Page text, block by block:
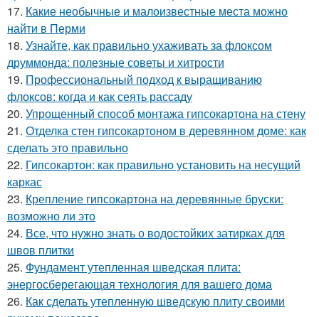
17. Какие необычные и малоизвестные места можно
найти в Перми
18. Узнайте, как правильно ухаживать за флоксом
друммонда: полезные советы и хитрости
19. Профессиональный подход к выращиванию
флоксов: когда и как сеять рассаду
20. Упрощенный способ монтажа гипсокартона на стену
21. Отделка стен гипсокартоном в деревянном доме: как
сделать это правильно
22. Гипсокартон: как правильно установить на несущий
каркас
23. Крепление гипсокартона на деревянные бруски:
возможно ли это
24. Все, что нужно знать о водостойких затирках для
швов плитки
25. Фундамент утепленная шведская плита:
энергосберегающая технология для вашего дома
26. Как сделать утепленную шведскую плиту своими